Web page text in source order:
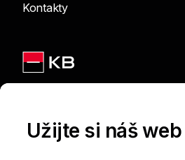
Kontakty
Užijte si náš